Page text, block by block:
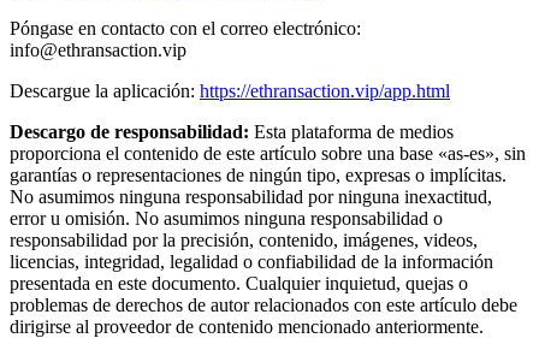
Póngase en contacto con el correo electrónico:
info@ethransaction.vip
Descargue la aplicación: https://ethransaction.vip/app.html
Descargo de responsabilidad: Esta plataforma de medios
proporciona el contenido de este artículo sobre una base «as-es», sin
garantías o representaciones de ningún tipo, expresas o implícitas.
No asumimos ninguna responsabilidad por ninguna inexactitud,
error u omisión. No asumimos ninguna responsabilidad o
responsabilidad por la precisión, contenido, imágenes, videos,
licencias, integridad, legalidad o confiabilidad de la información
presentada en este documento. Cualquier inquietud, quejas o
problemas de derechos de autor relacionados con este artículo debe
dirigirse al proveedor de contenido mencionado anteriormente.